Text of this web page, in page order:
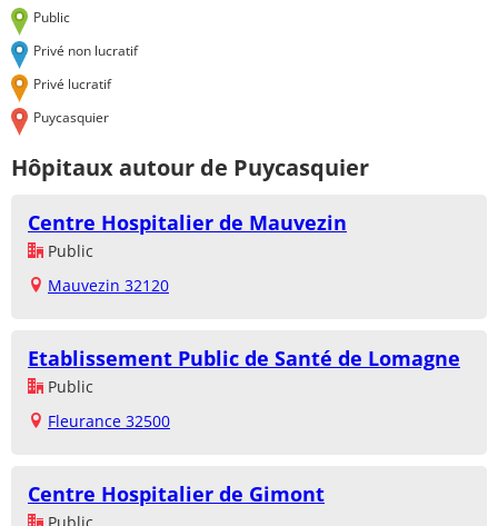
Public
Privé non lucratif
Privé lucratif
Puycasquier
Hôpitaux autour de Puycasquier
Centre Hospitalier de Mauvezin
Public
Mauvezin 32120
Etablissement Public de Santé de Lomagne
Public
Fleurance 32500
Centre Hospitalier de Gimont